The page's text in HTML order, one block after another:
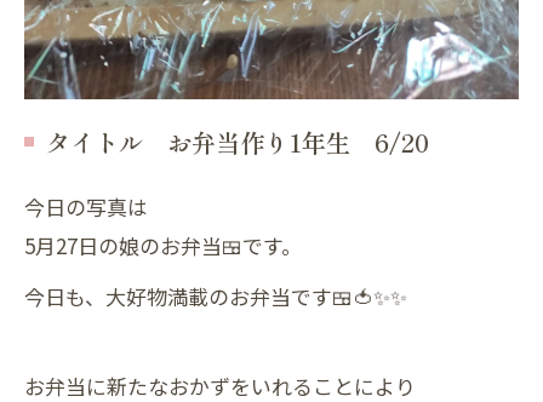
タイトル お弁当作り1年生 6/20
今日の写真は
5月27日の娘のお弁当🍱です。
今日も、大好物満載のお弁当です🍱🍅✨️✨️
お弁当に新たなおかずをいれることにより